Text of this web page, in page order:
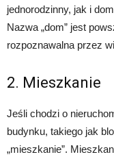
jednorodzinny, jak i
Nazwa „dom” jest
rozpoznawalna przez
2. Mieszkanie
Jeśli chodzi o
budynku, takiego jak
„mieszkanie”.